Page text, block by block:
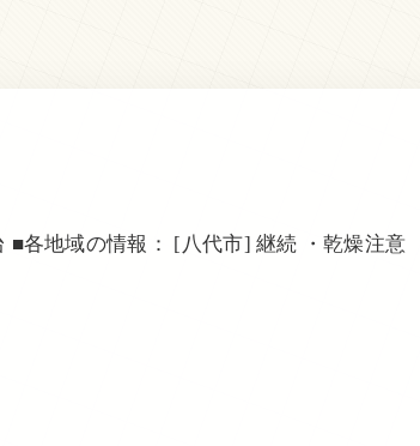
■各地域の情報： [八代市] 継続 ・乾燥注意